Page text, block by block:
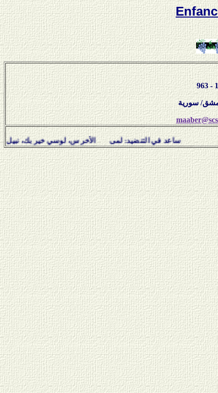
في التنضيد: لمى الأخرس، لوسي خير بك، نبيل سلامة، هفال